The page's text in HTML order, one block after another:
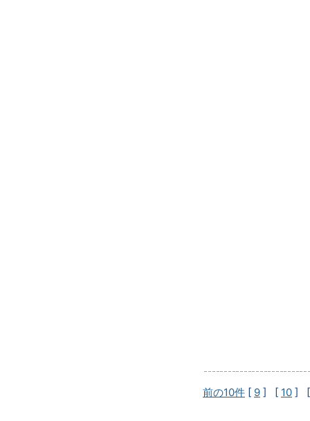
前の10件 [ 9 ] [ 10 ]